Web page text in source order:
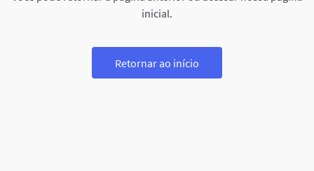
inicial.
Retornar ao início